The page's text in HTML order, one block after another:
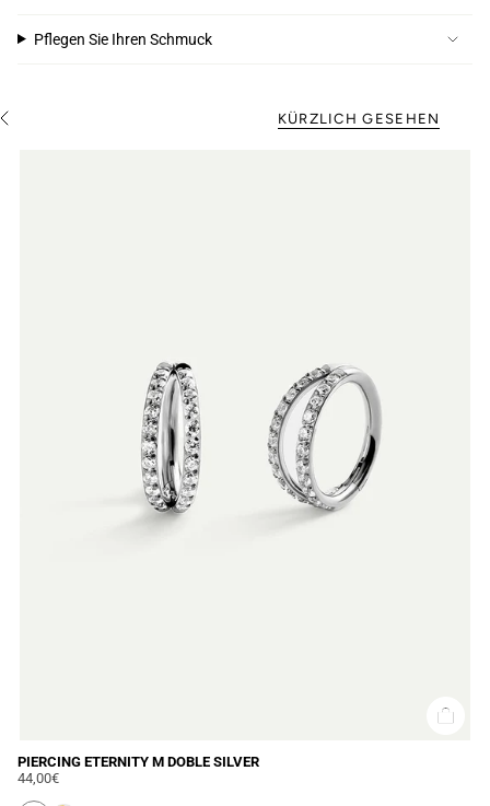
Pflegen Sie Ihren Schmuck
KÜRZLICH GESEHEN
PIERCING ETERNITY M DOBLE SILVER
44,00€